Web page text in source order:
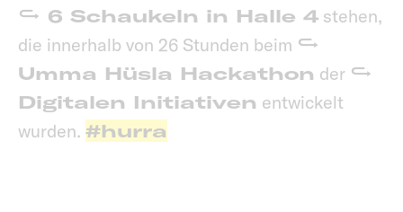
6 Schaukeln in Halle 4 stehen,
die innerhalb von 26 Stunden beim
Umma Hüsla Hackathon der
Digitalen Initiativen entwickelt
wurden. #hurra